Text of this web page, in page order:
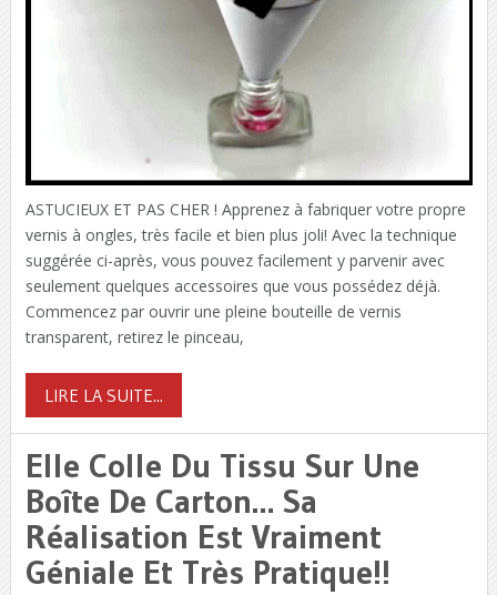
ASTUCIEUX ET PAS CHER ! Apprenez à fabriquer votre propre
vernis à ongles, très facile et bien plus joli! Avec la technique
suggérée ci-après, vous pouvez facilement y parvenir avec
seulement quelques accessoires que vous possédez déjà.
Commencez par ouvrir une pleine bouteille de vernis
transparent, retirez le pinceau,
LIRE LA SUITE...
Elle Colle Du Tissu Sur Une
Boîte De Carton… Sa
Réalisation Est Vraiment
Géniale Et Très Pratique!!